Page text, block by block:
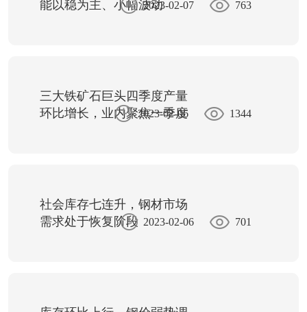
能以稳为主、小幅波动2023-02-07 763
三大铁矿石巨头四季度产量
环比增长，业内聚焦一季度
2023-02-06 1344
社会库存七连升，钢材市场
需求处于恢复阶段 2023-02-06 701